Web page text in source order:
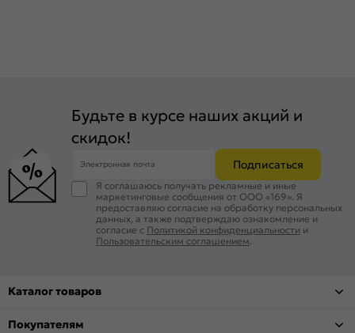
Будьте в курсе наших акций и
скидок!
Электронная почта Подписаться
Я соглашаюсь получать рекламные и иные
маркетинговые сообщения от ООО «169». Я
предоставляю согласие на обработку персональных
данных, а также подтверждаю ознакомление и
согласие с Политикой конфиденциальности и
Пользовательским соглашением.
Каталог товаров
Покупателям